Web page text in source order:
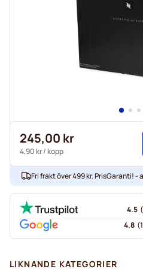
245,00 kr
4,90 kr/ kopp
Fri frakt över 499 kr. PrisGaranti! -
4.5 (
4.8 (
LIKNANDE KATEGORIER